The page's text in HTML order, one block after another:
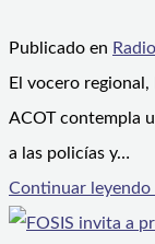
Publicado en
El vocero
ACOT contempla
a las policías y…
Continuar leyendo